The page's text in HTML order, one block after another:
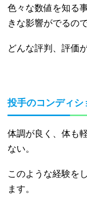
色々な数値を知る
きな影響がでるの
どんな評判、評価
投手のコンディシ
体調が良く、体も
ない。
このような経験を
ます。